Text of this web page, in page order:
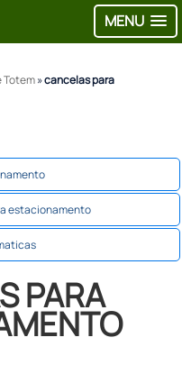
MENU
Totem»cancelas para
estacionamento
PARA